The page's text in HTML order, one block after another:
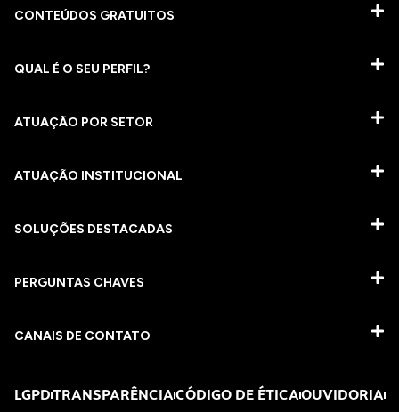
CONTEÚDOS GRATUITOS
QUAL É O SEU PERFIL?
ATUAÇÃO POR SETOR
ATUAÇÃO INSTITUCIONAL
SOLUÇÕES DESTACADAS
PERGUNTAS CHAVES​
CANAIS DE CONTATO
LGPDTRANSPARÊNCIACÓDIGO DE ÉTICAOUVIDORIA